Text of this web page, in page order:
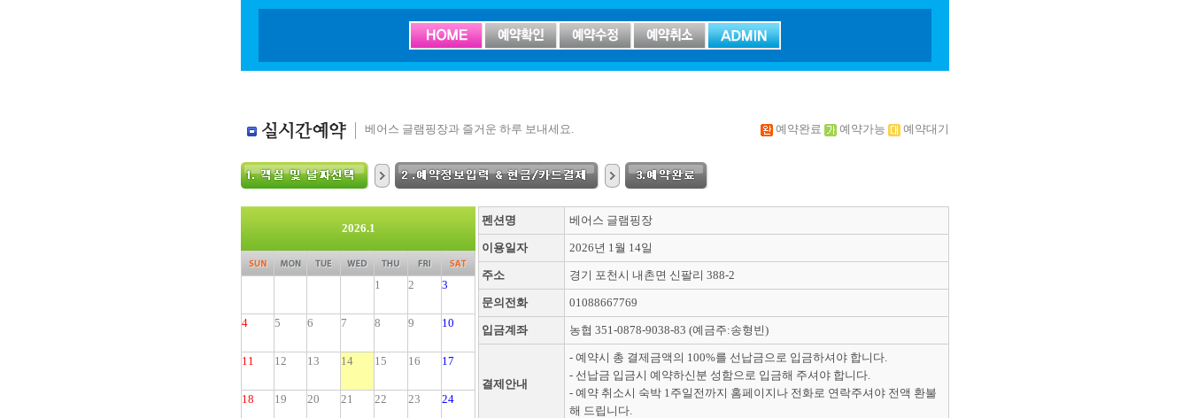
베어스 글램핑장과 즐거운 하루 보내세요. 예약완료 예약가능 예약대기
2026.1
1 2 3
4 5 6 7 8 9 10
11 12 13 14 15 16 17
18 19 20 21 22 23 24
펜션명 베어스 글램핑장
이용일자 2026년 1월 14일
주소 경기 포천시 내촌면 신팔리 388-2
문의전화 01088667769
입금계좌 농협 351-0878-9038-83 (예금주:송형빈)
결제안내
- 예약시 총 결제금액의 100%를 선납금으로 입금하셔야 합니다.
- 선납금 입금시 예약하신분 성함으로 입금해 주셔야 합니다.
- 예약 취소시 숙박 1주일전까지 홈페이지나 전화로 연락주셔야 전액 환불
해 드립니다.